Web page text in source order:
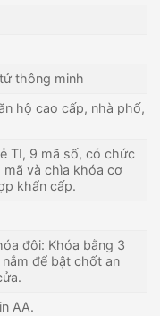
thông minh
hộ cao cấp, nhà phố,
TI, 9 mã số, có chức
mã và chìa khóa cơ
khẩn cấp.
đôi: Khóa bằng 3
để bật chốt an
AA.